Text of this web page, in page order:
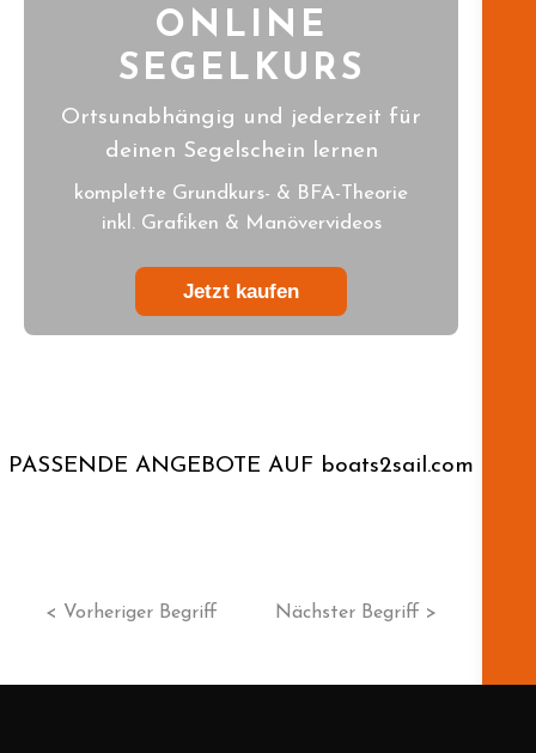
ONLINE
SEGELKURS
Ortsunabhängig und jederzeit für
deinen Segelschein lernen
komplette Grundkurs- & BFA-Theorie
inkl. Grafiken & Manövervideos
Jetzt kaufen
PASSENDE ANGEBOTE AUF boats2sail.com
< Vorheriger Begriff Nächster Begriff >